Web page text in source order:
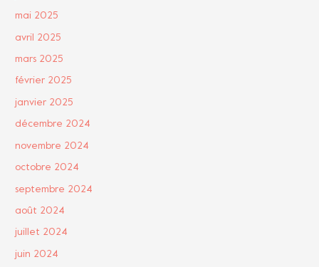
mai 2025
avril 2025
mars 2025
février 2025
janvier 2025
décembre 2024
novembre 2024
octobre 2024
septembre 2024
août 2024
juillet 2024
juin 2024